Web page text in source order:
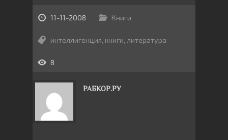
11-11-2008 Книги
интеллигенция, книги, литература
8
РАБКОР.РУ